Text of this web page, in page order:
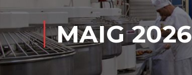
MAIG 2026